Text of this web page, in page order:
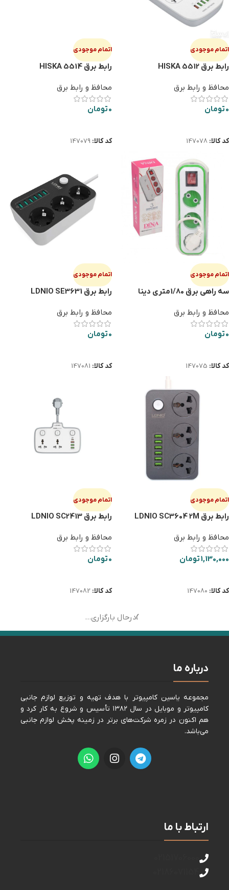
اتمام موجودی
رابط برق HISKA 5512
محافظ و رابط برق
0تومان
کد کالا: 147078
اتمام موجودی
رابط برق HISKA 5514
محافظ و رابط برق
0تومان
کد کالا: 147079
اتمام موجودی
سه راهی برق 1/80متری دینا
محافظ و رابط برق
0تومان
کد کالا: 147075
اتمام موجودی
رابط برق LDNIO SE3631
محافظ و رابط برق
0تومان
کد کالا: 147081
اتمام موجودی
رابط برق LDNIO SC3604 2M
محافظ و رابط برق
1,130,000تومان
کد کالا: 147080
اتمام موجودی
رابط برق LDNIO SC2413
محافظ و رابط برق
0تومان
کد کالا: 147082
درحال بارگزاری...
درباره ما
مجموعه ياسين كامپيوتر با هدف تهيه و توزيع لوازم جانبی
كامپيوتر و موبايل در سال ١٣٨٢ تأسيس و شروع به كار كرد و
هم اكنون در زمره شركت‌های برتر در زمينه پخش لوازم جانبی
می‌باشد.
ارتباط با ما